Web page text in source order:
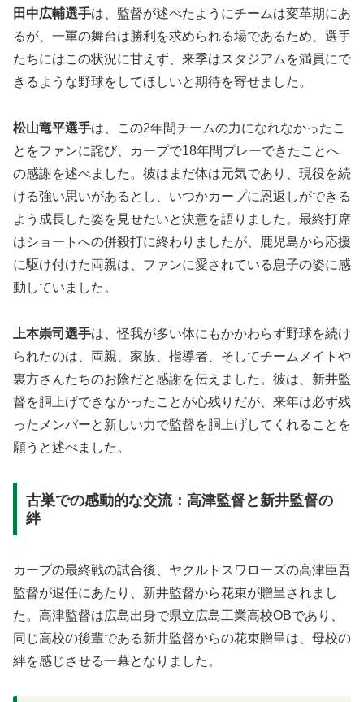
田中広輔選手は、監督が述べたようにチームは変革期にあ
るが、一軍の舞台は勝利を求められる場であるため、選手
たちにはこの状況に甘えず、来季はスタジアムを満員にで
きるような野球をしてほしいと期待を寄せました。
松山竜平選手は、この2年間チームの力になれなかったこ
とをファンに詫び、カープで18年間プレーできたことへ
の感謝を述べました。彼はまだ体は元気であり、現役を続
ける強い思いがあるとし、いつかカープに恩返しができる
よう成長した姿を見せたいと決意を語りました。最終打席
はショートへの併殺打に終わりましたが、鹿児島から応援
に駆け付けた両親は、ファンに愛されている息子の姿に感
動していました。
上本崇司選手は、怪我が多い体にもかかわらず野球を続け
られたのは、両親、家族、指導者、そしてチームメイトや
裏方さんたちのお陰だと感謝を伝えました。彼は、新井監
督を胴上げできなかったことが心残りだが、来年は必ず残
ったメンバーと新しい力で監督を胴上げしてくれることを
願うと述べました。
古巣での感動的な交流：高津監督と新井監督の
絆
カープの最終戦の試合後、ヤクルトスワローズの高津臣吾
監督が退任にあたり、新井監督から花束が贈呈されまし
た。高津監督は広島出身で県立広島工業高校OBであり、
同じ高校の後輩である新井監督からの花束贈呈は、母校の
絆を感じさせる一幕となりました。